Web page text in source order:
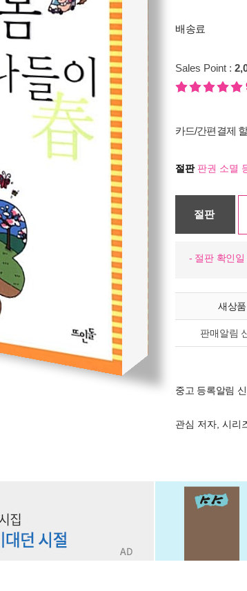
배송료
Sales Point :
카드/간편결제
절판판권 소멸
절판
- 절판 확인
새상품
판매알림
중고 등록알림
관심 저자, 시리